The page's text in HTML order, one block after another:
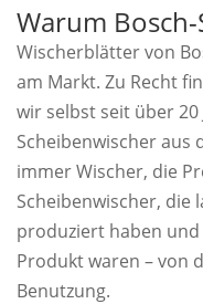
Warum
Wischerblätter von
am Markt. Zu Recht
wir selbst seit über
Scheibenwischer aus
immer Wischer, die
Scheibenwischer, die
produziert haben
Produkt waren – von
Benutzung.